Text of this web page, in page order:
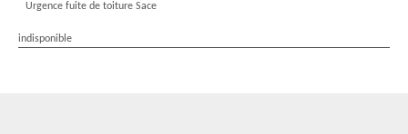
Urgence fuite de toiture Sace
indisponible